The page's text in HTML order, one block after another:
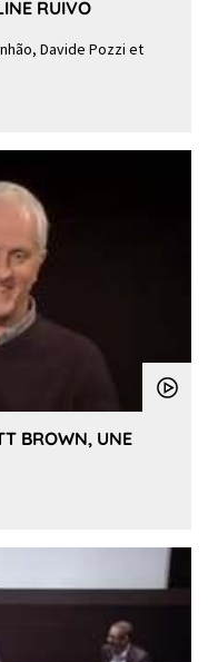
RUIVO
Davide Pozzi et
BROWN, UNE